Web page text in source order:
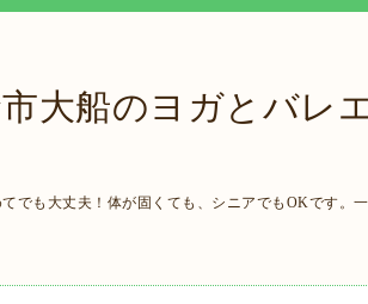
大船のヨガとバ
でも大丈夫！体が固くても、シニアでもOKです。